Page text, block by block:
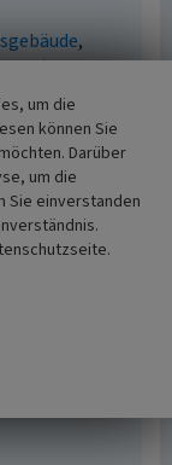
um die
können Sie
Darüber
um die
Sie einverstanden